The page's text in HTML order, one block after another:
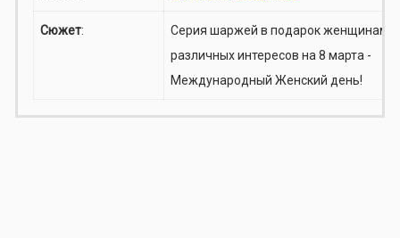
Сюжет:
Серия шаржей в подарок женщинам
различных интересов на 8 марта -
Международный Женский день!